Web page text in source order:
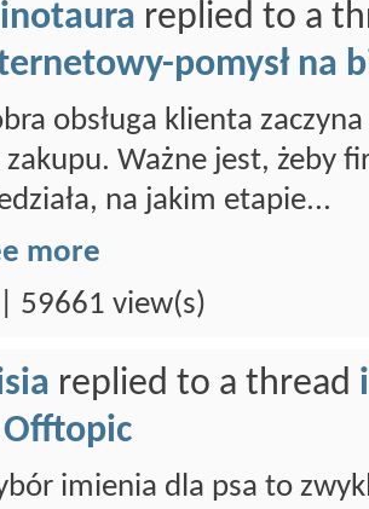
replied to a
pomysł na
obsługa klienta
zakupu. Ważne jest, żeby
na jakim etapie...
more
59661 view(s)
replied to a thread
Offtopic
imienia dla psa to